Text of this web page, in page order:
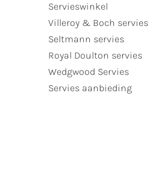
Servieswinkel
Villeroy & Boch servies
Seltmann servies
Royal Doulton servies
Wedgwood Servies
Servies aanbieding